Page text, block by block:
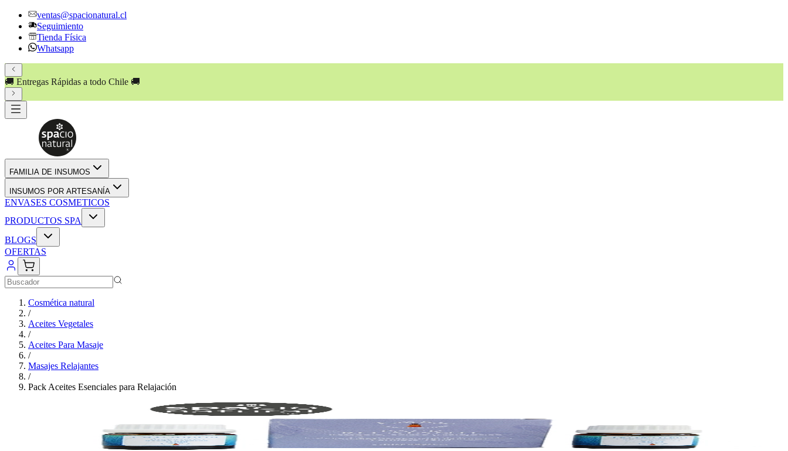
ventas@spacionatural.cl
Seguimiento
Tienda Física
Whatsapp
🚚 Entregas Rápidas a todo Chile 🚚
FAMILIA DE INSUMOS
INSUMOS POR ARTESANÍA
ENVASES COSMETICOS
PRODUCTOS SPA
BLOGS
OFERTAS
Cosmética natural
/
Aceites Vegetales
/
Aceites Para Masaje
/
Masajes Relajantes
/
Pack Aceites Esenciales para Relajación